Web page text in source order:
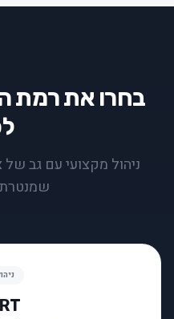
בחרו את רמת
ניהול מקצועי עם גב